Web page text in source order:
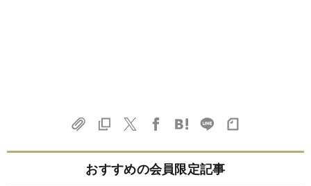
おすすめの会員限定記事